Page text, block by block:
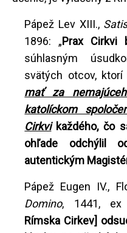
Pápež Lev XIII.,
1896: „Prax Cirkvi
súhlasným
svätých otcov,
mať za
katolíckom
Cirkvikaždého, čo
ohľade odchýlil
autentickým
Pápež Eugen IV.,
Domino, 1441, ex
Rímska Cirkev]